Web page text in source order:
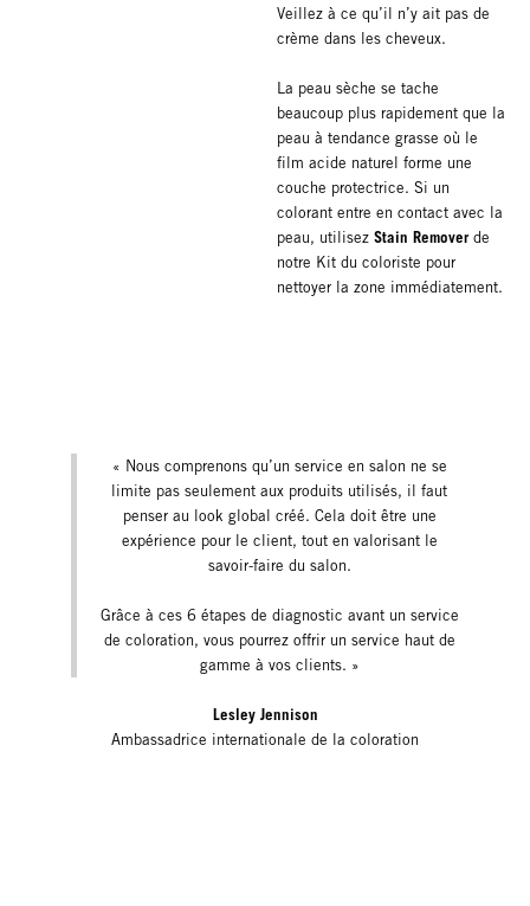
Veillez à ce qu’il n’y ait pas de
crème dans les cheveux.
La peau sèche se tache
beaucoup plus rapidement que la
peau à tendance grasse où le
film acide naturel forme une
couche protectrice. Si un
colorant entre en contact avec la
peau, utilisez Stain Remover de
notre Kit du coloriste pour
nettoyer la zone immédiatement.
« Nous comprenons qu’un service en salon ne se
limite pas seulement aux produits utilisés, il faut
penser au look global créé. Cela doit être une
expérience pour le client, tout en valorisant le
savoir-faire du salon.
Grâce à ces 6 étapes de diagnostic avant un service
de coloration, vous pourrez offrir un service haut de
gamme à vos clients. »
Lesley Jennison
Ambassadrice internationale de la coloration